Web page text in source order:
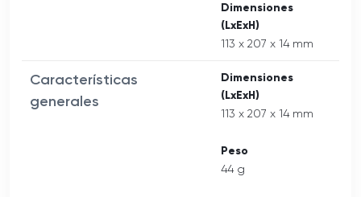
Dimensiones
(LxExH)
113 x 207 x 14 mm
Características
generales
Dimensiones
(LxExH)
113 x 207 x 14 mm
Peso
44 g